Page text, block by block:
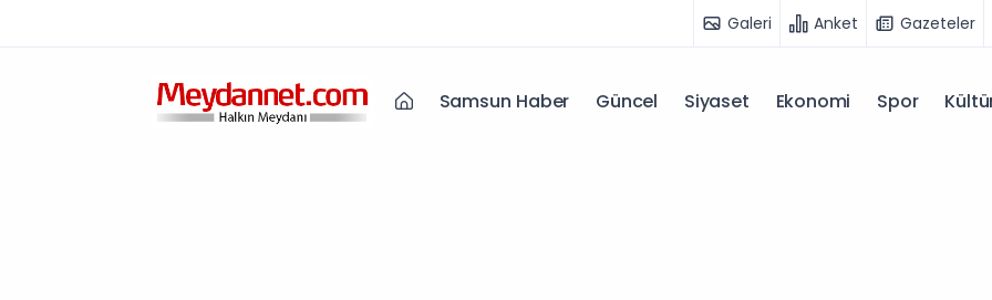
Galeri Anket Gazeteler
Samsun Haber Güncel Siyaset Ekonomi Spor